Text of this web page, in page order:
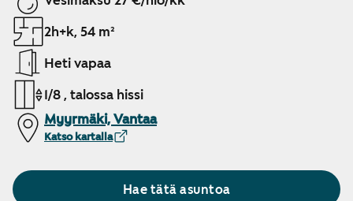
2h+k, 54 m²
Heti vapaa
1/8 , talossa hissi
Myyrmäki, Vantaa
Katso kartalla
Hae tätä asuntoa